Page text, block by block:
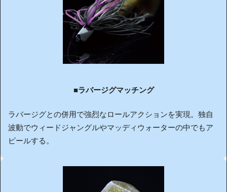
■ラバージグマッチング
ラバージグとの併用で強烈なロールアクションを実現。独自
波動でウィードジャングルやマッディウォーターの中でもア
ピールする。